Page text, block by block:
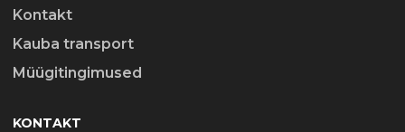
Kontakt
Kauba transport
Müügitingimused
KONTAKT